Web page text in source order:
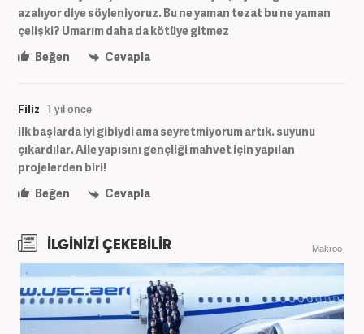
azalıyor diye söyleniyoruz. Bu ne yaman tezat bu ne yaman
çelişki? Umarım daha da kötüye gitmez
Beğen
Cevapla
Filiz 1 yıl önce
ilk başlarda iyi gibiydi ama seyretmiyorum artık. suyunu
çıkardılar. Aile yapısını gençliği mahvet için yapılan
projelerden biri!
Beğen
Cevapla
İLGİNİZİ ÇEKEBİLİR Makroo